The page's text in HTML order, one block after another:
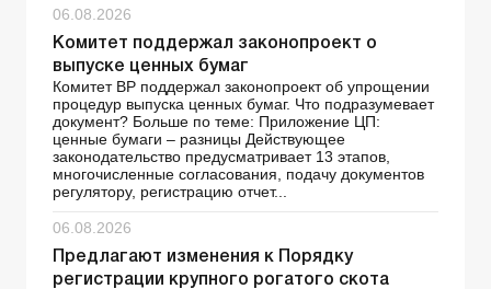
06.08.2026
Комитет поддержал законопроект о
выпуске ценных бумаг
Комитет ВР поддержал законопроект об упрощении
процедур выпуска ценных бумаг. Что подразумевает
документ? Больше по теме: Приложение ЦП:
ценные бумаги – разницы Действующее
законодательство предусматривает 13 этапов,
многочисленные согласования, подачу документов
регулятору, регистрацию отчет...
06.08.2026
Предлагают изменения к Порядку
регистрации крупного рогатого скота